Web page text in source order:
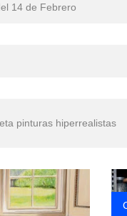
14 de Febrero
pinturas hiperrealistas